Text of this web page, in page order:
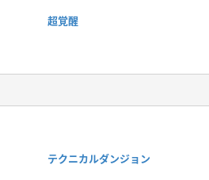
超覚醒
テクニカルダンジョン